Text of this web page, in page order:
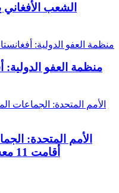
الشعب
منظمة العفو الدولية:
الأمم المتحدة:
أقامت 11 معسكر تدريب في أفغانستان